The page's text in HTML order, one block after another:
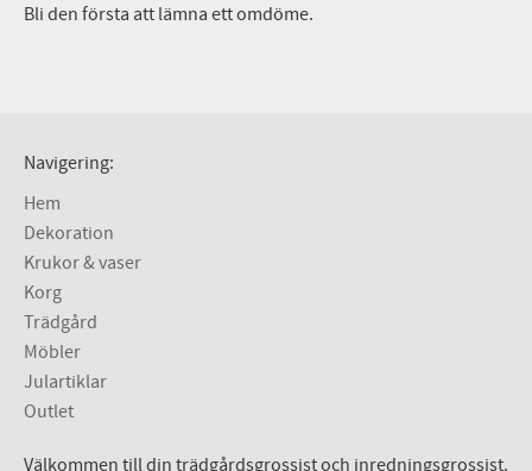
Bli den första att lämna ett omdöme.
Navigering:
Hem
Dekoration
Krukor & vaser
Korg
Trädgård
Möbler
Julartiklar
Outlet
Välkommen till din trädgårdsgrossist och inredningsgrossist.